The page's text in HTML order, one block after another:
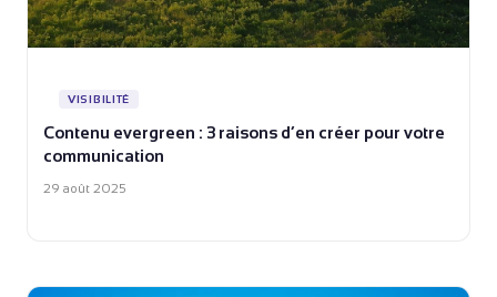
VISIBILITÉ
Contenu evergreen : 3 raisons d’en créer pour votre
communication
29 août 2025